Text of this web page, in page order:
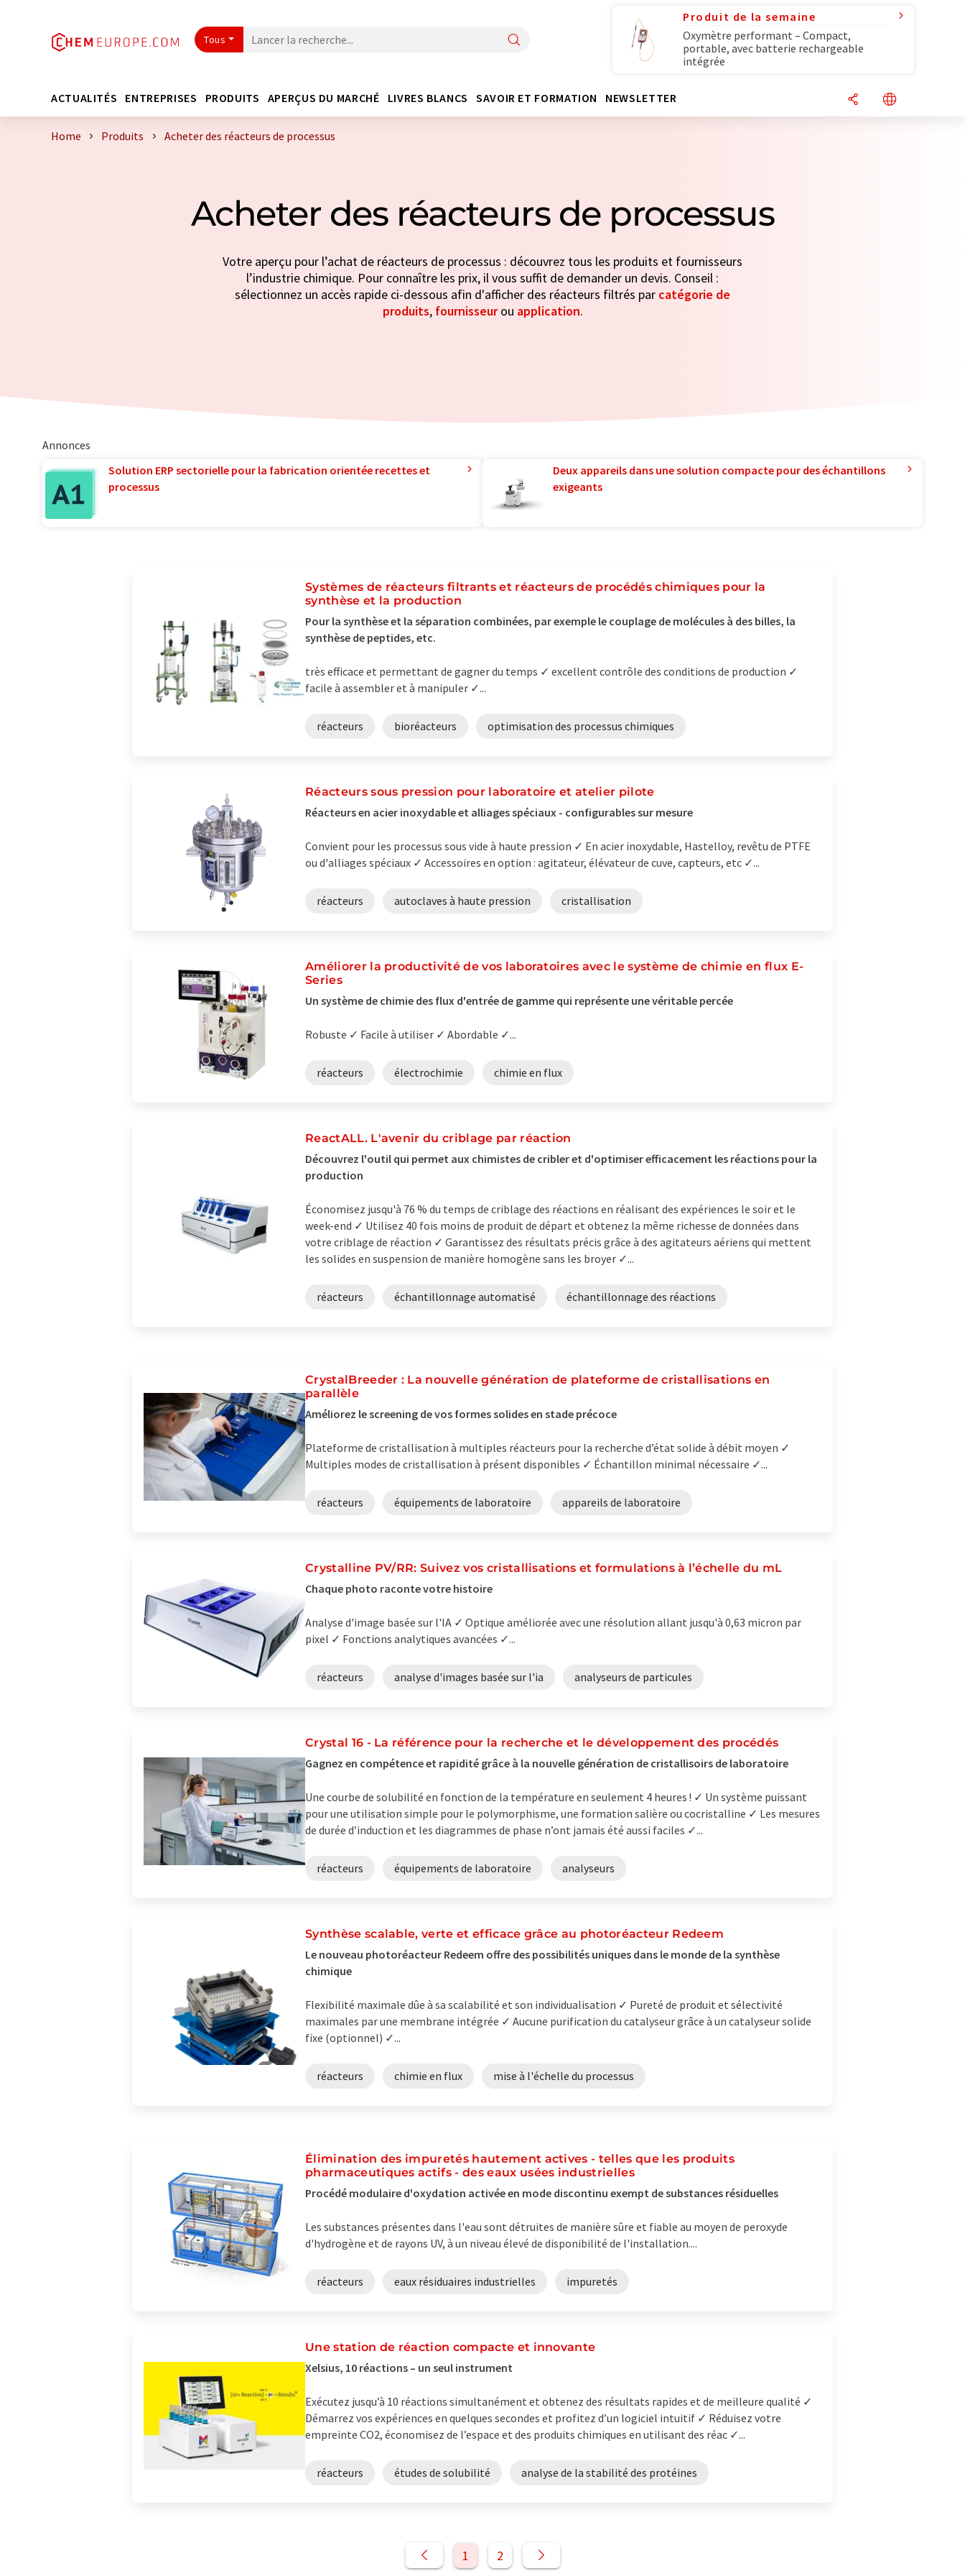
Tous
Produit de la semaine
Oxymètre performant – Compact,
portable, avec batterie rechargeable
intégrée
ACTUALITÉS ENTREPRISES PRODUITS APERÇUS DU MARCHÉ LIVRES BLANCS SAVOIR ET FORMATION NEWSLETTER
Home Produits Acheter des réacteurs de processus
Acheter des réacteurs de processus
Votre aperçu pour l’achat de réacteurs de processus : découvrez tous les produits et fournisseurs
l’industrie chimique. Pour connaître les prix, il vous suffit de demander un devis. Conseil :
sélectionnez un accès rapide ci-dessous afin d'afficher des réacteurs filtrés par catégorie de
produits, fournisseurou application.
Annonces
Solution ERP sectorielle pour la fabrication orientée recettes et
processus
Deux appareils dans une solution compacte pour des échantillons
exigeants
Systèmes de réacteurs filtrants et réacteurs de procédés chimiques pour la
synthèse et la production
Pour la synthèse et la séparation combinées, par exemple le couplage de molécules à des billes, la
synthèse de peptides, etc.
très efficace et permettant de gagner du temps ✓ excellent contrôle des conditions de production ✓
facile à assembler et à manipuler ✓...
réacteurs bioréacteurs optimisation des processus chimiques
Réacteurs sous pression pour laboratoire et atelier pilote
Réacteurs en acier inoxydable et alliages spéciaux - configurables sur mesure
Convient pour les processus sous vide à haute pression ✓ En acier inoxydable, Hastelloy, revêtu de PTFE
ou d'alliages spéciaux ✓ Accessoires en option : agitateur, élévateur de cuve, capteurs, etc ✓...
réacteurs autoclaves à haute pression cristallisation
Améliorer la productivité de vos laboratoires avec le système de chimie en flux E-
Series
Un système de chimie des flux d'entrée de gamme qui représente une véritable percée
Robuste ✓ Facile à utiliser ✓ Abordable ✓...
réacteurs électrochimie chimie en flux
ReactALL. L'avenir du criblage par réaction
Découvrez l'outil qui permet aux chimistes de cribler et d'optimiser efficacement les réactions pour la
production
Économisez jusqu'à 76 % du temps de criblage des réactions en réalisant des expériences le soir et le
week-end ✓ Utilisez 40 fois moins de produit de départ et obtenez la même richesse de données dans
votre criblage de réaction ✓ Garantissez des résultats précis grâce à des agitateurs aériens qui mettent
les solides en suspension de manière homogène sans les broyer ✓...
réacteurs échantillonnage automatisé échantillonnage des réactions
CrystalBreeder : La nouvelle génération de plateforme de cristallisations en
parallèle
Améliorez le screening de vos formes solides en stade précoce
Plateforme de cristallisation à multiples réacteurs pour la recherche d’état solide à débit moyen ✓
Multiples modes de cristallisation à présent disponibles ✓ Échantillon minimal nécessaire ✓...
réacteurs équipements de laboratoire appareils de laboratoire
Crystalline PV/RR: Suivez vos cristallisations et formulations à l’échelle du mL
Chaque photo raconte votre histoire
Analyse d'image basée sur l'IA ✓ Optique améliorée avec une résolution allant jusqu'à 0,63 micron par
pixel ✓ Fonctions analytiques avancées ✓...
réacteurs analyse d'images basée sur l'ia analyseurs de particules
Crystal 16 - La référence pour la recherche et le développement des procédés
Gagnez en compétence et rapidité grâce à la nouvelle génération de cristallisoirs de laboratoire
Une courbe de solubilité en fonction de la température en seulement 4 heures ! ✓ Un système puissant
pour une utilisation simple pour le polymorphisme, une formation salière ou cocristalline ✓ Les mesures
de durée d’induction et les diagrammes de phase n’ont jamais été aussi faciles ✓...
réacteurs équipements de laboratoire analyseurs
Synthèse scalable, verte et efficace grâce au photoréacteur Redeem
Le nouveau photoréacteur Redeem offre des possibilités uniques dans le monde de la synthèse
chimique
Flexibilité maximale dûe à sa scalabilité et son individualisation ✓ Pureté de produit et sélectivité
maximales par une membrane intégrée ✓ Aucune purification du catalyseur grâce à un catalyseur solide
fixe (optionnel) ✓...
réacteurs chimie en flux mise à l'échelle du processus
Élimination des impuretés hautement actives - telles que les produits
pharmaceutiques actifs - des eaux usées industrielles
Procédé modulaire d'oxydation activée en mode discontinu exempt de substances résiduelles
Les substances présentes dans l'eau sont détruites de manière sûre et fiable au moyen de peroxyde
d'hydrogène et de rayons UV, à un niveau élevé de disponibilité de l'installation....
réacteurs eaux résiduaires industrielles impuretés
Une station de réaction compacte et innovante
Xelsius, 10 réactions – un seul instrument
Exécutez jusqu’à 10 réactions simultanément et obtenez des résultats rapides et de meilleure qualité ✓
Démarrez vos expériences en quelques secondes et profitez d’un logiciel intuitif ✓ Réduisez votre
empreinte CO2, économisez de l’espace et des produits chimiques en utilisant des réac ✓...
réacteurs études de solubilité analyse de la stabilité des protéines
1 2